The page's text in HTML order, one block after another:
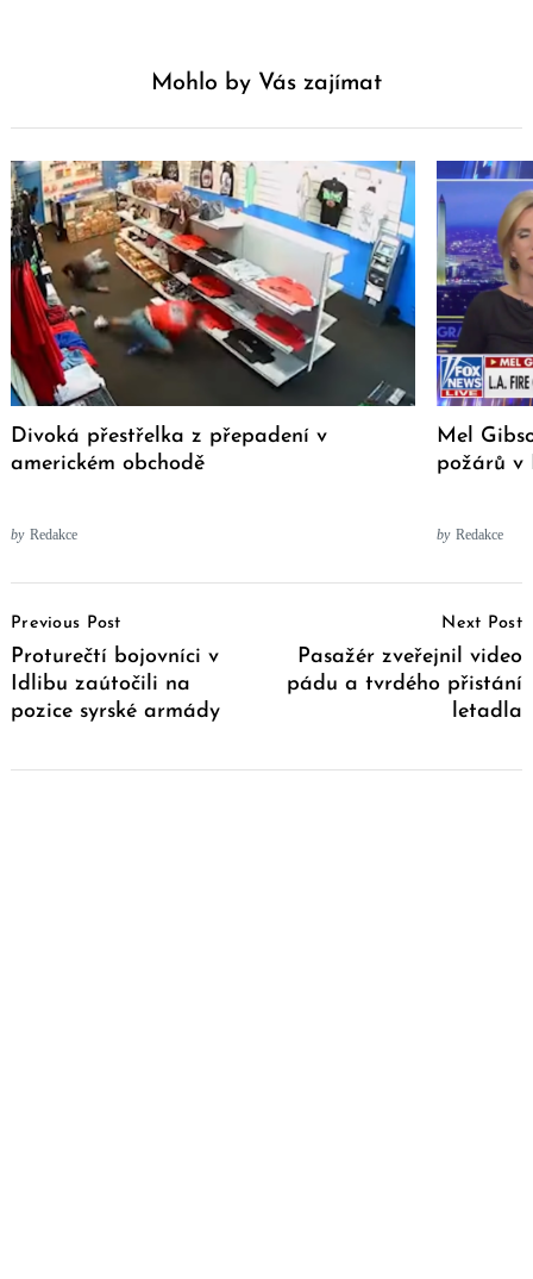
Mohlo by Vás zajímat
Divoká přestřelka z přepadení v
americkém obchodě
by Redakce
Mel
požárů v
by Redakce
Navigation
Previous Post
Proturečtí bojovníci v
Idlibu zaútočili na
pozice syrské armády
Next Post
Pasažér zveřejnil video
pádu a tvrdého přistání
letadla